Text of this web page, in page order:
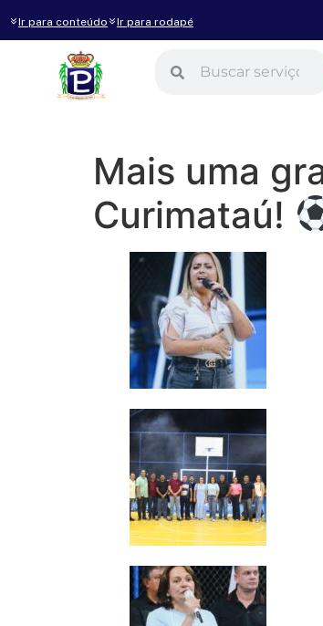
Ir para conteúdo Ir para rodapé
Mais uma
Curimataú!